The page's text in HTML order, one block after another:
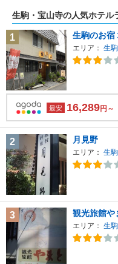
生駒・宝山寺の人気ホテル
1 生駒のお宿
エリア： 生
最安 16,289円～
2 月見野
エリア： 生
3 観光旅館や
エリア： 生